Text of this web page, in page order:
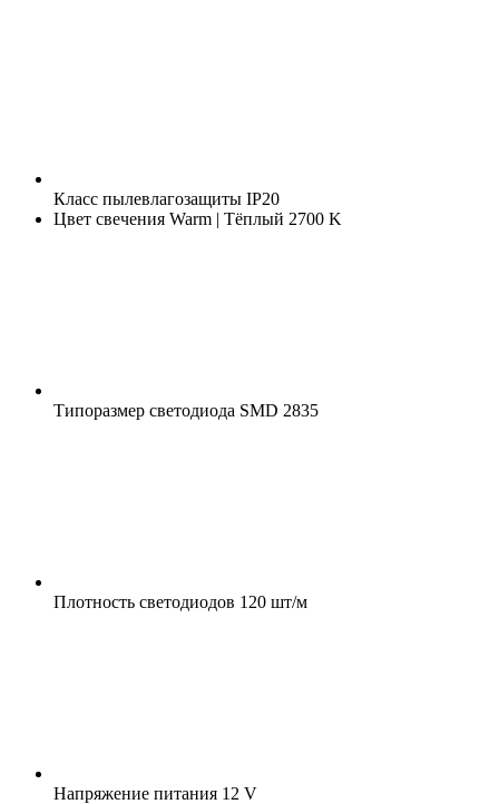
Класс пылевлагозащиты IP20
Цвет свечения Warm | Тёплый 2700 K
Типоразмер светодиода SMD 2835
Плотность светодиодов 120 шт/м
Напряжение питания 12 V